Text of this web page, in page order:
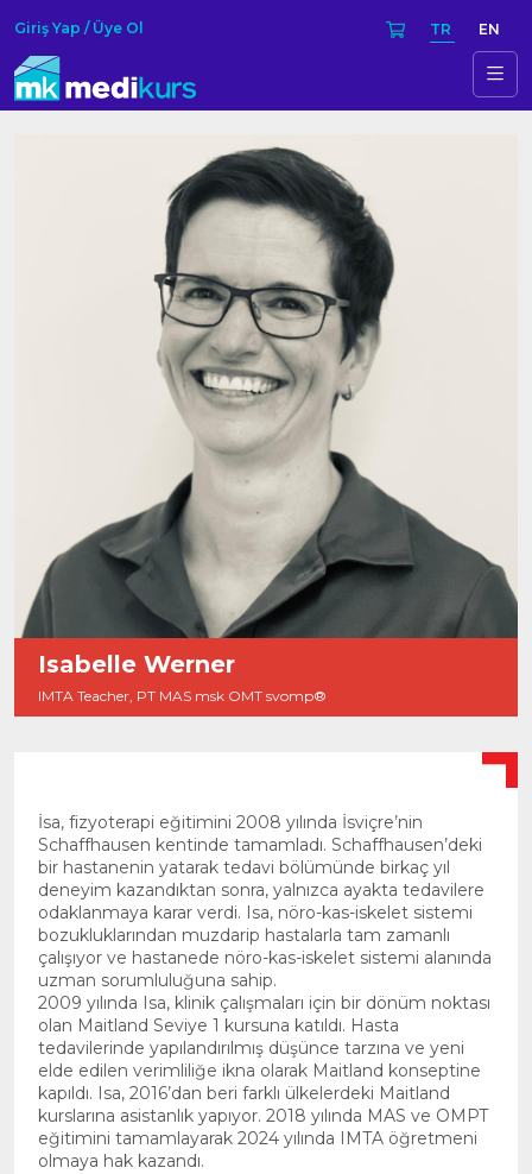
Giriş Yap / Üye Ol TR EN
Isabelle Werner
IMTA Teacher, PT MAS msk OMT svomp®
İsa, fizyoterapi eğitimini 2008 yılında İsviçre’nin
Schaffhausen kentinde tamamladı. Schaffhausen’deki
bir hastanenin yatarak tedavi bölümünde birkaç yıl
deneyim kazandıktan sonra, yalnızca ayakta tedavilere
odaklanmaya karar verdi. Isa, nöro-kas-iskelet sistemi
bozukluklarından muzdarip hastalarla tam zamanlı
çalışıyor ve hastanede nöro-kas-iskelet sistemi alanında
uzman sorumluluğuna sahip.
2009 yılında Isa, klinik çalışmaları için bir dönüm noktası
olan Maitland Seviye 1 kursuna katıldı. Hasta
tedavilerinde yapılandırılmış düşünce tarzına ve yeni
elde edilen verimliliğe ikna olarak Maitland konseptine
kapıldı. Isa, 2016’dan beri farklı ülkelerdeki Maitland
kurslarına asistanlık yapıyor. 2018 yılında MAS ve OMPT
eğitimini tamamlayarak 2024 yılında IMTA öğretmeni
olmaya hak kazandı.